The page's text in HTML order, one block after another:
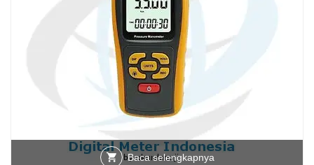
Baca selengkapnya